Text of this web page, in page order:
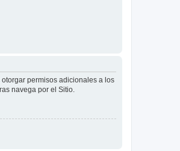
permisos adicionales a los
navega por el Sitio.